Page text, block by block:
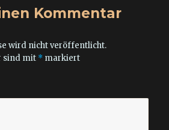
Kommentar
wird nicht veröffentlicht.
sind mit * markiert